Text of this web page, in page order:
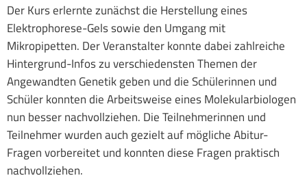
Der Kurs erlernte zunächst die Herstellung eines
Elektrophorese-Gels sowie den Umgang mit
Mikropipetten. Der Veranstalter konnte dabei zahlreiche
Hintergrund-Infos zu verschiedensten Themen der
Angewandten Genetik geben und die Schülerinnen und
Schüler konnten die Arbeitsweise eines Molekularbiologen
nun besser nachvollziehen. Die Teilnehmerinnen und
Teilnehmer wurden auch gezielt auf mögliche Abitur-
Fragen vorbereitet und konnten diese Fragen praktisch
nachvollziehen.